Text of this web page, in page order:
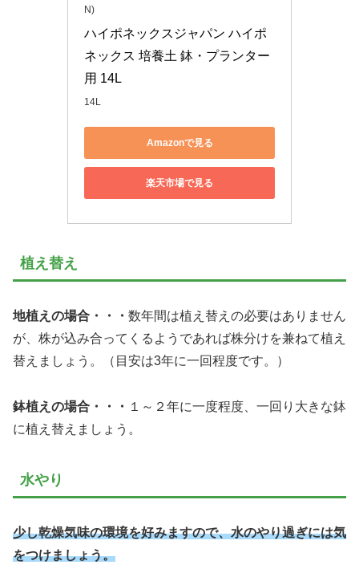
N)
ハイポネックスジャパン ハイポ
ネックス 培養土 鉢・プランター
用 14L
14L
Amazonで見る
楽天市場で見る
植え替え
地植えの場合・・・ 数年間は植え替えの必要はありません
が、株が込み合ってくるようであれば株分けを兼ねて植え
替えましょう。（目安は3年に一回程度です。）
鉢植えの場合・・・ １～２年に一度程度、一回り大きな鉢
に植え替えましょう。
水やり
少し乾燥気味の環境を好みますので、水のやり過ぎには気
をつけましょう。